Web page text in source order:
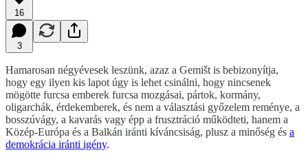
16
3
Hamarosan négyévesek leszünk, azaz a Gemišt is bebizonyítja,
hogy egy ilyen kis lapot úgy is lehet csinálni, hogy nincsenek
mögötte furcsa emberek furcsa mozgásai, pártok, kormány,
oligarchák, érdekemberek, és nem a választási győzelem reménye, a
bosszúvágy, a kavarás vagy épp a frusztráció működteti, hanem a
Közép-Európa és a Balkán iránti kíváncsiság, plusz a minőség és a
demokrácia iránti igény.